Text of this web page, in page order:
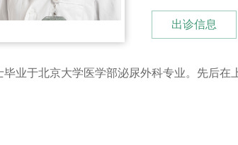
出诊信息
毕业于北京大学医学部泌尿外科专业。先后在